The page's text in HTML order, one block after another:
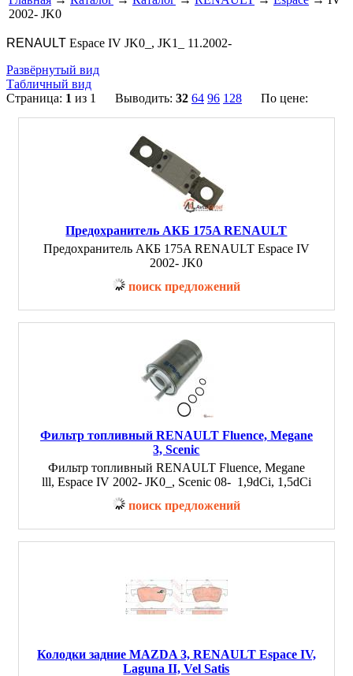
2002- JK0
RENAULT Espace IV JK0_, JK1_ 11.2002-
Развёрнутый вид
Табличный вид
Страница: 1 из 1 Выводить: 32 64 96 128 По цене:
Предохранитель АКБ 175A RENAULT
Предохранитель АКБ 175A RENAULT Espace IV
2002- JK0
поиск предложений
Фильтр топливный RENAULT Fluence, Megane
3, Scenic
Фильтр топливный RENAULT Fluence, Megane
lll, Espace IV 2002- JK0_, Scenic 08- 1,9dCi, 1,5dCi
поиск предложений
Колодки задние MAZDA 3, RENAULT Espace IV,
Laguna II, Vel Satis